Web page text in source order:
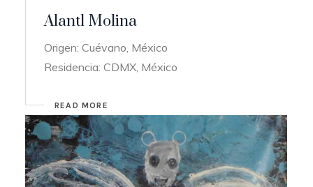
Alantl Molina
Origen: Cuévano, México
Residencia: CDMX, México
READ MORE